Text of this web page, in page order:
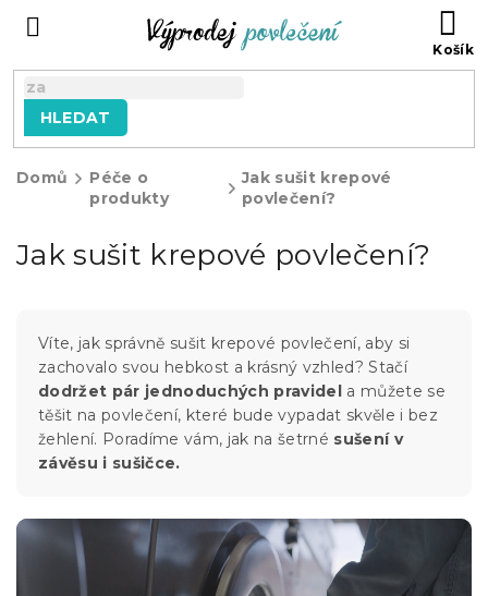
HLEDAT
Domů
Péče o
produkty
Jak sušit krepové
povlečení?
Jak sušit krepové povlečení?
Víte, jak správně sušit krepové povlečení, aby si
zachovalo svou hebkost a krásný vzhled? Stačí
dodržet pár jednoduchých pravidel a můžete se
těšit na povlečení, které bude vypadat skvěle i bez
žehlení. Poradíme vám, jak na šetrné sušení v
závěsu i sušičce.